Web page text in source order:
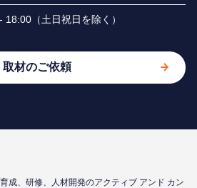
18:00（⼟⽇祝⽇を除く）
取材のご依頼
成、研修、⼈材開発のアクティブ アンド カン